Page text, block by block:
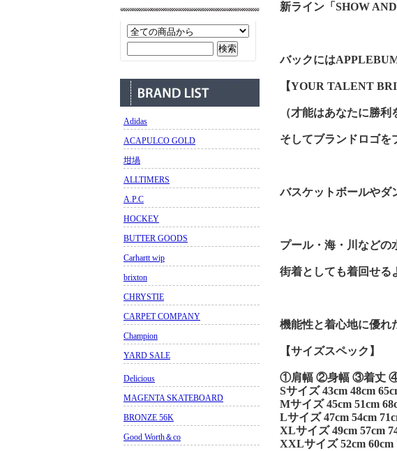
Adidas
ACAPULCO GOLD
坩堝
ALLTIMERS
A.P.C
HOCKEY
BUTTER GOODS
Carhartt wip
brixton
CHRYSTIE
CARPET COMPANY
Champion
YARD SALE
Delicious
MAGENTA SKATEBOARD
BRONZE 56K
Good Worth＆co
新ライン「SHOW AND
バックには
【YOUR TALENT
（才能はあなたに勝
そしてブランドロゴを
バスケットボールやダ
プール・海・川などの
街着としても着回せる
機能性と着心地に優れ
【サイズスペック】
①肩幅 ②身幅 ③着丈
Sサイズ 43cm 48cm
Mサイズ 45cm 51cm
Lサイズ 47cm 54cm
XLサイズ 49cm 57cm
XXLサイズ 52cm 60cm